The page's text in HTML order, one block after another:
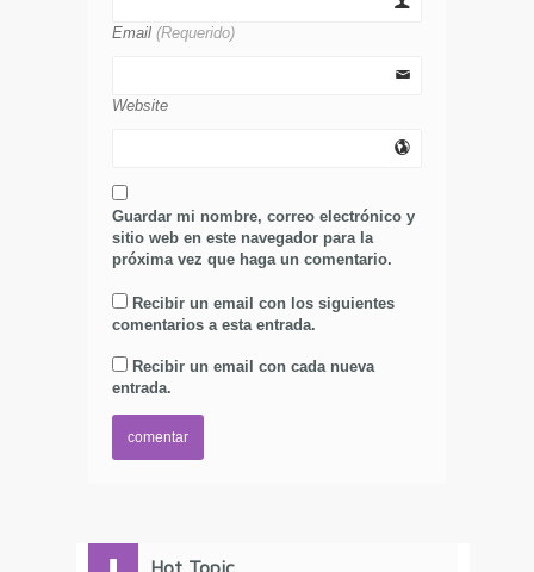
Email (Requerido)
Website
Guardar mi nombre, correo electrónico y
sitio web en este navegador para la
próxima vez que haga un comentario.
Recibir un email con los siguientes
comentarios a esta entrada.
Recibir un email con cada nueva
entrada.
Hot Topic